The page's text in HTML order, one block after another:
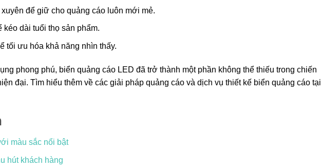
để giữ cho quảng cáo luôn mới mẻ.
dài tuổi thọ sản phẩm.
tối ưu hóa khả năng nhìn thấy.
phong phú, biển quảng cáo LED đã trở thành một phần không thể thiếu trong chiến
đại. Tìm hiểu thêm về các giải pháp quảng cáo và dịch vụ thiết kế biển quảng cáo tại
màu sắc nổi bật
hút khách hàng